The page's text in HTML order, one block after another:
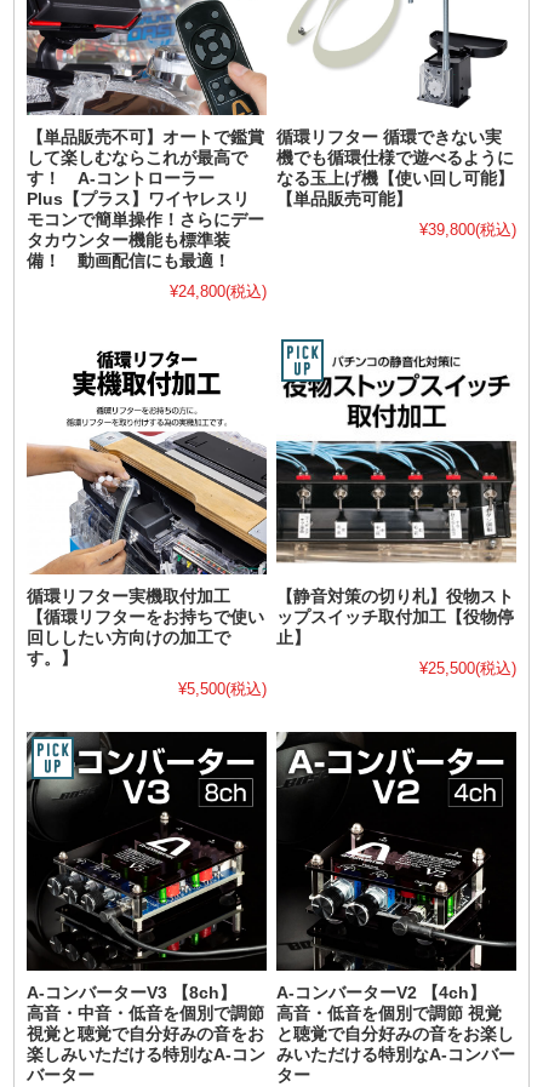
【単品販売不可】オートで鑑賞
して楽しむならこれが最高で
す！ A-コントローラー
Plus【プラス】ワイヤレスリ
モコンで簡単操作！さらにデー
タカウンター機能も標準装
備！ 動画配信にも最適！
¥24,800(税込)
循環リフター 循環できない実
機でも循環仕様で遊べるように
なる玉上げ機【使い回し可能】
【単品販売可能】
¥39,800(税込)
循環リフター実機取付加工
【循環リフターをお持ちで使い
回ししたい方向けの加工で
す。】
¥5,500(税込)
【静音対策の切り札】役物スト
ップスイッチ取付加工【役物停
止】
¥25,500(税込)
A-コンバーターV3 【8ch】
高音・中音・低音を個別で調節
視覚と聴覚で自分好みの音をお
楽しみいただける特別なA-コン
バーター
A-コンバーターV2 【4ch】
高音・低音を個別で調節 視覚
と聴覚で自分好みの音をお楽し
みいただける特別なA-コンバー
ター